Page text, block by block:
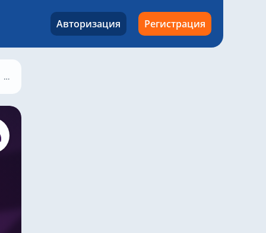
Авторизация Регистрация
Лидс Юнайтед – Вест Хэм, 24 октября 2025